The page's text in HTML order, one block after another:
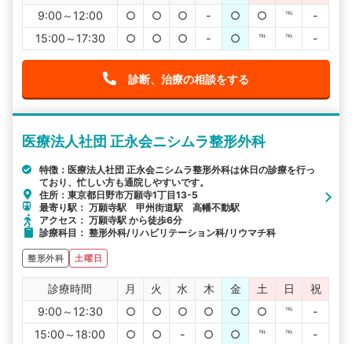
9:00～12:00
○ ○ ○ - ○ ○ ℡
-
15:00～17:30
○ ○ ○ - ○ ℡ ℡ -
診断、治療の相談をする
医療法人社団 正永会ニシムラ整形外科
特徴：医療法人社団 正永会ニシムラ整形外科は休日の診療を行っ
ており、忙しい方も通院しやすいです。
住所：東京都日野市万願寺1丁目13-5
最寄り駅： 万願寺駅 甲州街道駅 高幡不動駅
アクセス： 万願寺駅 から徒歩6分
診療科目： 整形外科/リハビリテーション科/リウマチ科
整形外科 土曜日
診療時間 月 火 水 木 金 土 日
祝
9:00～12:30
○ ○ ○ ○ ○ ○ ℡
-
15:00～18:00
○ ○ - ○ ○ ℡ ℡ -